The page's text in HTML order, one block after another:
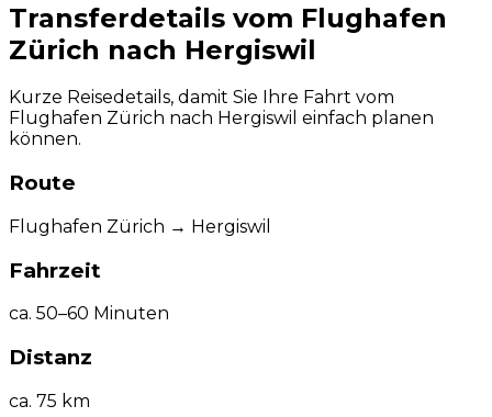
Transferdetails vom Flughafen
Zürich nach Hergiswil
Kurze Reisedetails, damit Sie Ihre Fahrt vom
Flughafen Zürich nach Hergiswil einfach planen
können.
Route
Flughafen Zürich → Hergiswil
Fahrzeit
ca. 50–60 Minuten
Distanz
ca. 75 km